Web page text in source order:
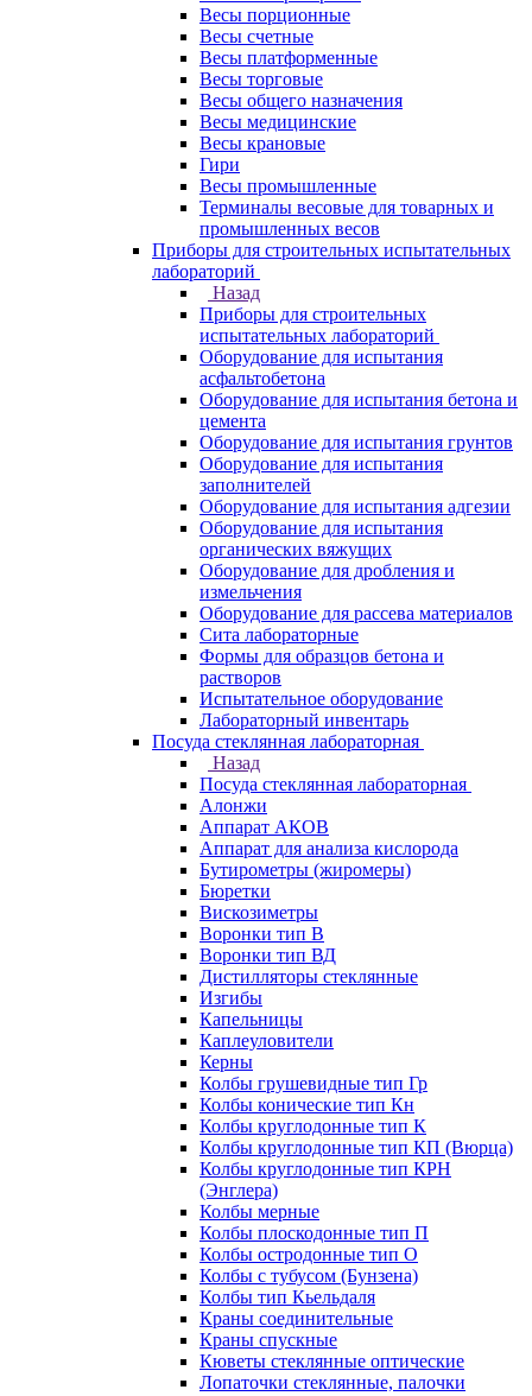
Весы порционные
Весы счетные
Весы платформенные
Весы торговые
Весы общего назначения
Весы медицинские
Весы крановые
Гири
Весы промышленные
Терминалы весовые для товарных и
промышленных весов
Приборы для строительных испытательных
лабораторий
Назад
Приборы для строительных
испытательных лабораторий
Оборудование для испытания
асфальтобетона
Оборудование для испытания бетона и
цемента
Оборудование для испытания грунтов
Оборудование для испытания
заполнителей
Оборудование для испытания адгезии
Оборудование для испытания
органических вяжущих
Оборудование для дробления и
измельчения
Оборудование для рассева материалов
Сита лабораторные
Формы для образцов бетона и
растворов
Испытательное оборудование
Лабораторный инвентарь
Посуда стеклянная лабораторная
Назад
Посуда стеклянная лабораторная
Алонжи
Аппарат АКОВ
Аппарат для анализа кислорода
Бутирометры (жиромеры)
Бюретки
Вискозиметры
Воронки тип В
Воронки тип ВД
Дистилляторы стеклянные
Изгибы
Капельницы
Каплеуловители
Керны
Колбы грушевидные тип Гр
Колбы конические тип Кн
Колбы круглодонные тип К
Колбы круглодонные тип КП (Вюрца)
Колбы круглодонные тип КРН
(Энглера)
Колбы мерные
Колбы плоскодонные тип П
Колбы остродонные тип О
Колбы с тубусом (Бунзена)
Колбы тип Кьельдаля
Краны соединительные
Краны спускные
Кюветы стеклянные оптические
Лопаточки стеклянные, палочки